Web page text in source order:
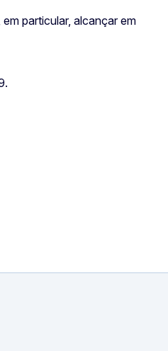
particular, alcançar em